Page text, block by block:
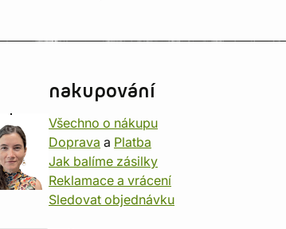
nakupování
Všechno o nákupu
Doprava a Platba
Jak balíme zásilky
Reklamace a vrácení
Sledovat objednávku